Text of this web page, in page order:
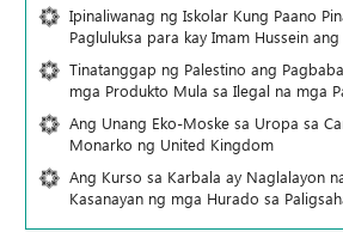
Ipinaliwanag ng Iskolar Kung Paano
Pagluluksa para kay Imam Hussein
Tinatanggap ng Palestino ang
mga Produkto Mula sa Ilegal na mga
Ang Unang Eko-Moske sa Uropa sa
Monarko ng United Kingdom
Ang Kurso sa Karbala ay Naglalayon
Kasanayan ng mga Hurado sa